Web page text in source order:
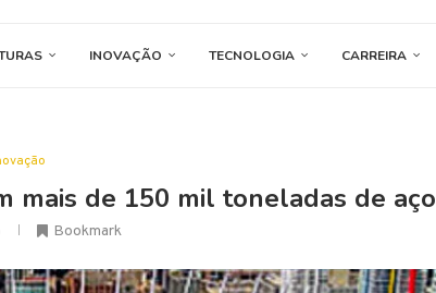
INOVAÇÃO TECNOLOGIA CARREIRA
mais de 150 mil toneladas de aço
Bookmark